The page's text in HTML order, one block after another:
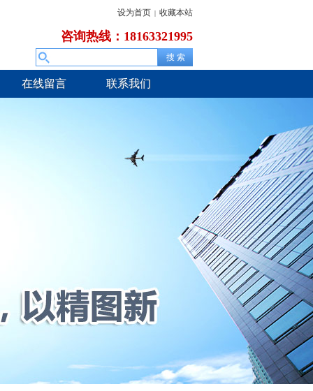
设为首页 | 收藏本站
咨询热线：18163321995
在线留言 联系我们